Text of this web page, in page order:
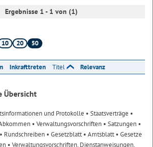
Ergebnisse 1 - 1 von (1)
10 20 50
Inkrafttreten Titel Relevanz
Übersicht
und Protokolle • Staatsverträge •
• Verwaltungsvorschriften • Satzungen •
• Rundschreiben • Gesetzblatt• Amtsblatt• Gesetze
• Verwaltungsvorschriften, Dienstanweisungen,